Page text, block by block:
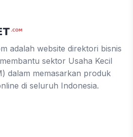
adalah website direktori bisnis
sektor Usaha Kecil
dalam memasarkan produk
di seluruh Indonesia.